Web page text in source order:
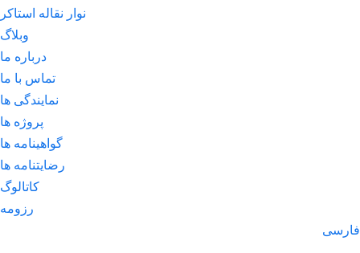
نوار نقاله استاکر
وبلاگ
درباره ما
تماس با ما
نمایندگی ها
پروژه ها
گواهینامه ها
رضایتنامه ها
کاتالوگ
رزومه
فارسی